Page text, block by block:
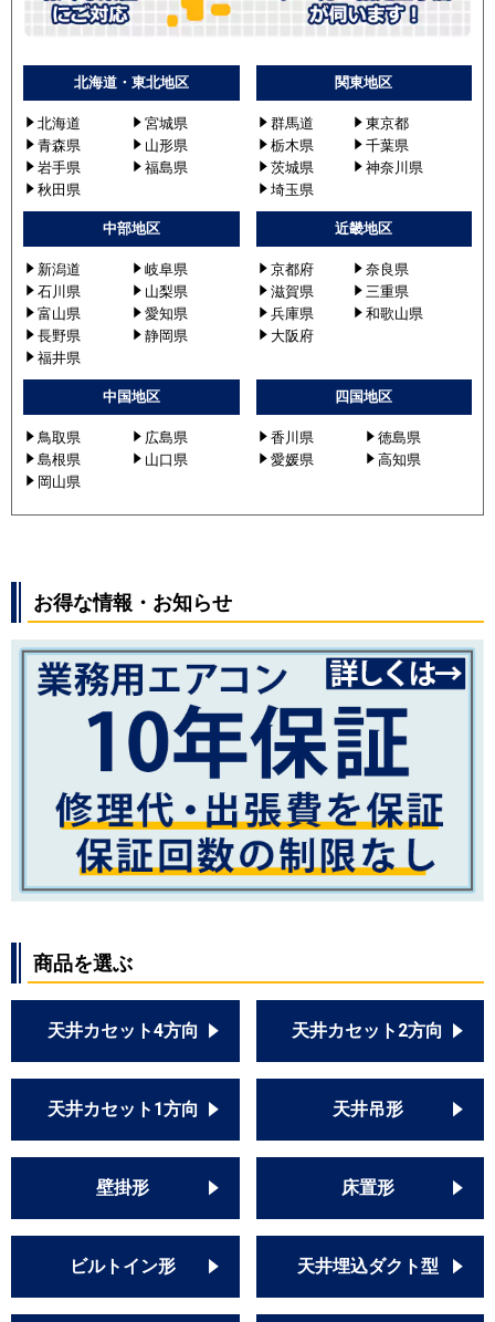
北海道・東北地区
北海道
宮城県
青森県
山形県
岩手県
福島県
秋田県
関東地区
群馬道
東京都
栃木県
千葉県
茨城県
神奈川県
埼玉県
中部地区
新潟道
岐阜県
石川県
山梨県
富山県
愛知県
長野県
静岡県
福井県
近畿地区
京都府
奈良県
滋賀県
三重県
兵庫県
和歌山県
大阪府
中国地区
鳥取県
広島県
島根県
山口県
岡山県
四国地区
香川県
徳島県
愛媛県
高知県
お得な情報・お知らせ
商品を選ぶ
天井カセット4方向 天井カセット2方向
天井カセット1方向 天井吊形
壁掛形 床置形
ビルトイン形 天井埋込ダクト型